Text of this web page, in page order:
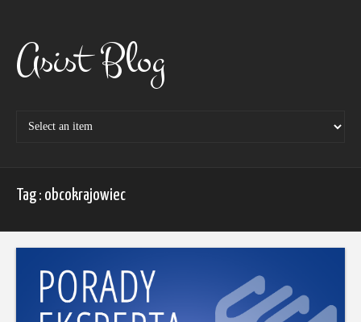
contentAsist Blog
Tag : obcokrajowiec